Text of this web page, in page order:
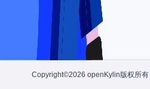
Copyright©2026 openKylin版权所有